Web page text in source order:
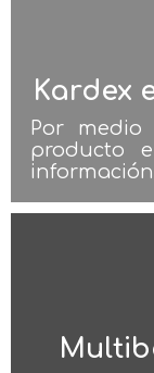
Kardex
Por
producto